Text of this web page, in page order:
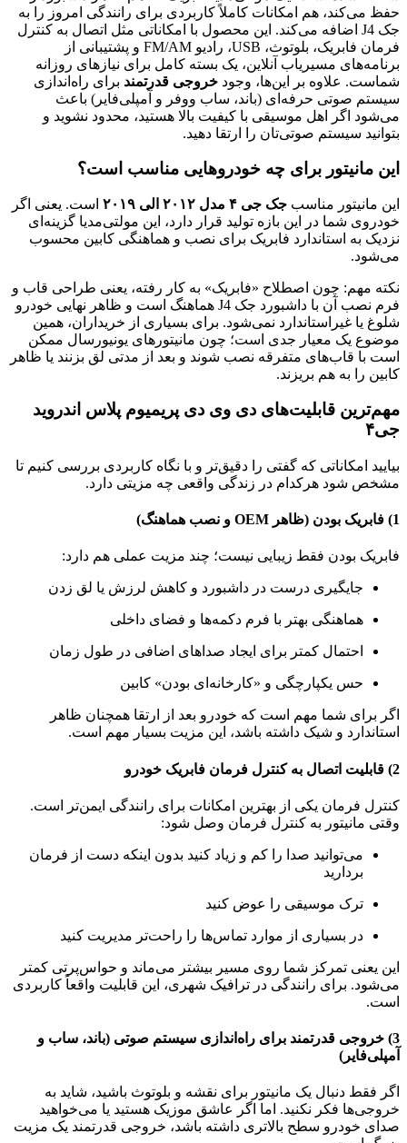
حفظ می‌کند، هم امکانات کاملاً کاربردی برای رانندگی امروز را به
جک J4 اضافه می‌کند. این محصول با امکاناتی مثل اتصال به کنترل
فرمان فابریک، بلوتوث، USB، رادیو FM/AM و پشتیبانی از
برنامه‌های مسیریاب آنلاین، یک بسته کامل برای نیازهای روزانه
شماست. علاوه بر این‌ها، وجود خروجی قدرتمند برای راه‌اندازی
سیستم صوتی حرفه‌ای (باند، ساب ووفر و آمپلی‌فایر) باعث
می‌شود اگر اهل موسیقی با کیفیت بالا هستید، محدود نشوید و
بتوانید سیستم صوتی‌تان را ارتقا دهید.
این مانیتور برای چه خودروهایی مناسب است؟
این مانیتور مناسب جک جی ۴ مدل ۲۰۱۲ الی ۲۰۱۹
است. یعنی اگر
خودروی شما در این بازه تولید قرار دارد، این مولتی‌مدیا گزینه‌ای
نزدیک به استاندارد فابریک برای نصب و هماهنگی کابین محسوب
می‌شود.
نکته مهم: چون اصطلاح «فابریک» به کار رفته، یعنی طراحی قاب و
فرم نصب آن با داشبورد جک J4 هماهنگ است و ظاهر نهایی خودرو
شلوغ یا غیراستاندارد نمی‌شود. برای بسیاری از خریداران، همین
موضوع یک معیار جدی است؛ چون مانیتورهای یونیورسال ممکن
است با قاب‌های متفرقه نصب شوند و بعد از مدتی لق بزنند یا ظاهر
کابین را به هم بریزند.
مهم‌ترین قابلیت‌های دی وی دی پریمیوم پلاس اندروید
جی۴
بیایید امکاناتی که گفتی را دقیق‌تر و با نگاه کاربردی بررسی کنیم تا
مشخص شود هرکدام در زندگی واقعی چه مزیتی دارد.
1) فابریک بودن (ظاهر OEM و نصب هماهنگ)
فابریک بودن فقط زیبایی نیست؛ چند مزیت عملی هم دارد:
جایگیری درست در داشبورد و کاهش لرزش یا لق زدن
هماهنگی بهتر با فرم دکمه‌ها و فضای داخلی
احتمال کمتر برای ایجاد صداهای اضافی در طول زمان
حس یکپارچگی و «کارخانه‌ای بودن» کابین
اگر برای شما مهم است که خودرو بعد از ارتقا همچنان ظاهر
استاندارد و شیک داشته باشد، این مزیت بسیار مهم است.
2) قابلیت اتصال به کنترل فرمان فابریک خودرو
کنترل فرمان یکی از بهترین امکانات برای رانندگی ایمن‌تر است.
وقتی مانیتور به کنترل فرمان وصل شود:
می‌توانید صدا را کم و زیاد کنید بدون اینکه دست از فرمان
بردارید
ترک موسیقی را عوض کنید
در بسیاری از موارد تماس‌ها را راحت‌تر مدیریت کنید
این یعنی تمرکز شما روی مسیر بیشتر می‌ماند و حواس‌پرتی کمتر
می‌شود. برای رانندگی در ترافیک شهری، این قابلیت واقعاً کاربردی
است.
3) خروجی قدرتمند برای راه‌اندازی سیستم صوتی (باند، ساب و
آمپلی‌فایر)
اگر فقط دنبال یک مانیتور برای نقشه و بلوتوث باشید، شاید به
خروجی‌ها فکر نکنید. اما اگر عاشق موزیک هستید یا می‌خواهید
صدای خودرو سطح بالاتری داشته باشد، خروجی قدرتمند یک مزیت